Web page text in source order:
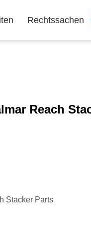
Rechtssachen
Reach
Stacker Parts